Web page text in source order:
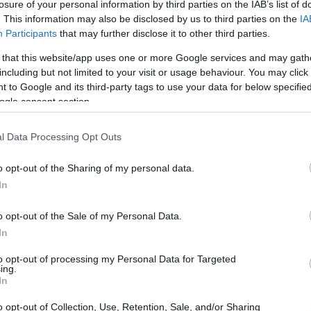
of your personal information by third parties on the IAB’s list of
This information may also be disclosed by us to third parties on the
Participants that may further disclose it to other third parties.
that this website/app uses one or more Google services and may
but not limited to your visit or usage behaviour. You may
to Google and its third-party tags to use your data for below
consent section.
Data Processing Opt Outs
opt-out of the Sharing of my personal data.
opt-out of the Sale of my Personal Data.
opt-out of processing my Personal Data for Targeted
opt-out of Collection, Use, Retention, Sale, and/or Sharing
που αναδύονται στις αγορές και
Στουρνάρας επεσήμανε πως
από τις Κεντρικές Τράπεζες (CBDC)
στα ασταθή και επικίνδυνα για τη
κρυπτονομίσματα
του ιδιωτικού τομέα,
εποπτεία του οικοσυστήματος των
ΤτΕ:
17:29
17:28